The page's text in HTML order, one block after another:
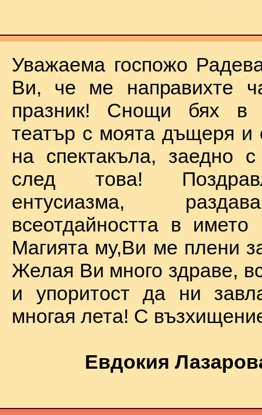
Уважаема госпожо
Ви, че ме направихте
празник! Снощи бях в
театър с моята дъщеря и
на спектакъла, заедно с
след това!
ентусиазма,
всеотдайността в името
Магията му,Ви ме плени
Желая Ви много здраве,
и упоритост да ни
многая лета! С
Евдокия